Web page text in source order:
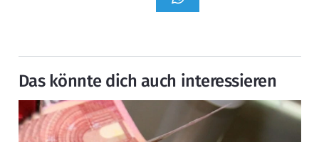
Das könnte dich auch interessieren